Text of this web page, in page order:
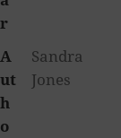
r
A
ut
h
o
Sandra
Jones